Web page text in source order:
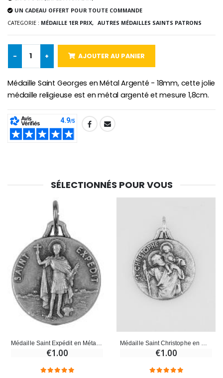
€4.95
-25%
€58.50
€4.90
€2.50
€23.00
UN CADEAU OFFERT POUR TOUTE COMMANDE
CATEGORIE : MÉDAILLE 1ER PRIX, AUTRES MÉDAILLES SAINTS PATRONS
- + AJOUTER AU PANIER
Médaille Saint Georges en Métal Argenté - 18mm, cette jolie
médaille religieuse est en métal argenté et mesure 1,8cm.
SHARE:
SÉLECTIONNÉS POUR VOUS
€1.00 €1.00